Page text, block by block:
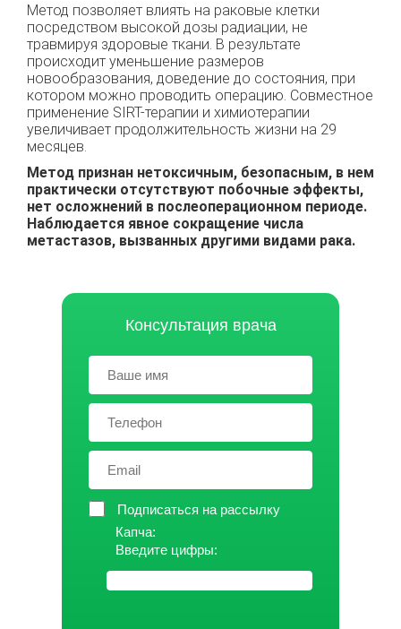
Метод позволяет влиять на раковые клетки
посредством высокой дозы радиации, не
травмируя здоровые ткани. В результате
происходит уменьшение размеров
новообразования, доведение до состояния, при
котором можно проводить операцию. Совместное
применение SIRT-терапии и химиотерапии
увеличивает продолжительность жизни на 29
месяцев.
Метод признан нетоксичным, безопасным, в нем
практически отсутствуют побочные эффекты,
нет осложнений в послеоперационном периоде.
Наблюдается явное сокращение числа
метастазов, вызванных другими видами рака.
Консультация врача
Подписаться на рассылку
Капча:
Введите цифры: